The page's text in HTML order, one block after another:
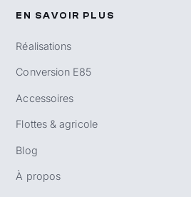
EN SAVOIR PLUS
Réalisations
Conversion E85
Accessoires
Flottes & agricole
Blog
À propos